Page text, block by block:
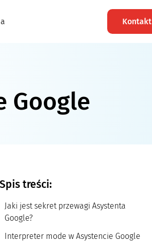
Kontakt
Google
Spis treści:
Jaki jest sekret przewagi Asystenta
Google?
Interpreter mode w Asystencie Google